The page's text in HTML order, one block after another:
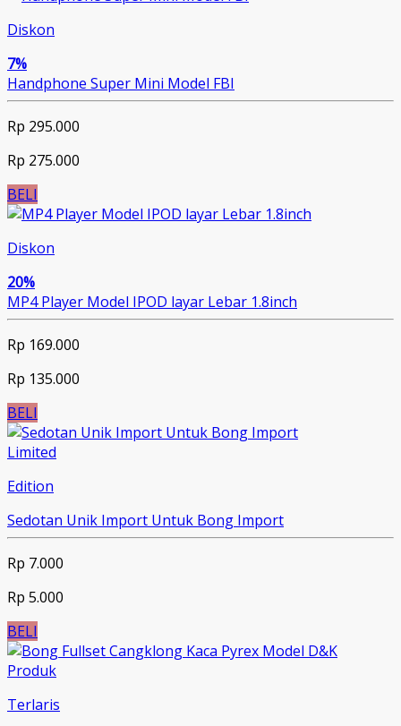
Diskon
7%
Handphone Super Mini Model FBI
Rp 295.000
Rp 275.000
BELI
Diskon
20%
MP4 Player Model IPOD layar Lebar 1.8inch
Rp 169.000
Rp 135.000
BELI
Limited
Edition
Sedotan Unik Import Untuk Bong Import
Rp 7.000
Rp 5.000
BELI
Produk
Terlaris